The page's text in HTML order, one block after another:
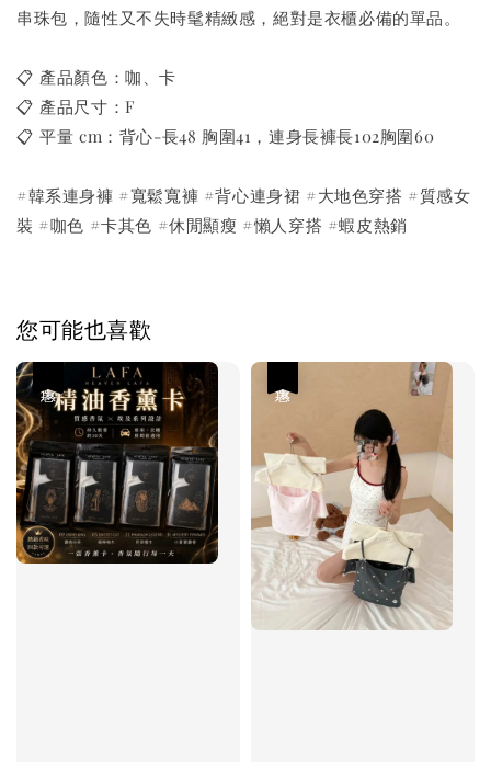
串珠包，隨性又不失時髦精緻感，絕對是衣櫃必備的單品。
📋 產品顏色：咖、卡
📋 產品尺寸：F
📋 平量 cm：背心-長48 胸圍41，連身長褲長102胸圍60
#韓系連身褲 #寬鬆寬褲 #背心連身裙 #大地色穿搭 #質感女
裝 #咖色 #卡其色 #休閒顯瘦 #懶人穿搭 #蝦皮熱銷
您可能也喜歡